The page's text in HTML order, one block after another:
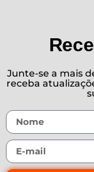
Junte-se a mais
receba